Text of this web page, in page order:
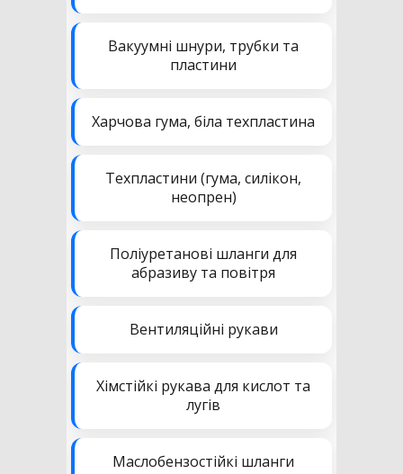
Вакуумні шнури, трубки та
пластини
Харчова гума, біла техпластина
Техпластини (гума, силікон,
неопрен)
Поліуретанові шланги для
абразиву та повітря
Вентиляційні рукави
Хімстійкі рукава для кислот та
лугів
Маслобензостійкі шланги